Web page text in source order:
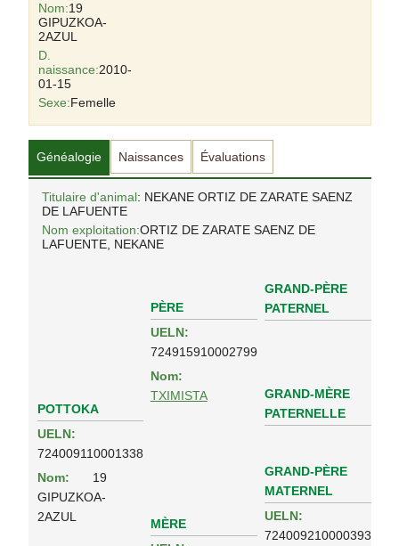
Nom:19
GIPUZKOA-
2AZUL
D.
naissance:2010-
01-15
Sexe:Femelle
Généalogie Naissances Évaluations
Titulaire d'animal: NEKANE ORTIZ DE ZARATE SAENZ
DE LAFUENTE
Nom exploitation:ORTIZ DE ZARATE SAENZ DE
LAFUENTE, NEKANE
POTTOKA
UELN:
724009110001338
Nom:
19
GIPUZKOA-
2AZUL
PÈRE
UELN:
724915910002799
Nom:
TXIMISTA
GRAND-PÈRE
PATERNEL
GRAND-MÈRE
PATERNELLE
MÈRE
GRAND-PÈRE
MATERNEL
UELN:
724009210000393